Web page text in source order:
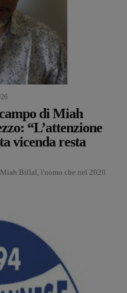
di Miah
“L’attenzione
vicenda resta
Billal, l'uomo che nel 2020